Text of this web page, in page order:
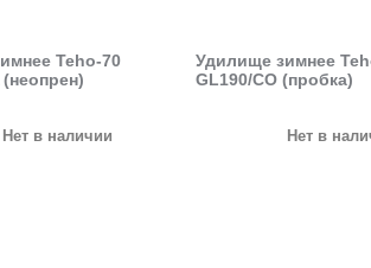
Teho-70
(неопрен)
Нет в наличии
Удилище зимнее
GL190/CO (пробка)
Нет в